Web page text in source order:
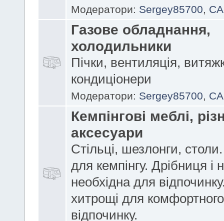
Модератори: Sergey85700,
Газове обладнання,
холодильники
Пічки, вентиляція,
кондиціонери
Модератори: Sergey85700,
Кемпінгові меблі,
аксесуари
Стільці, шезлонги,
для кемпінгу. Дрібниця і
необхідна для
хитрощі для комфортного
відпочинку.